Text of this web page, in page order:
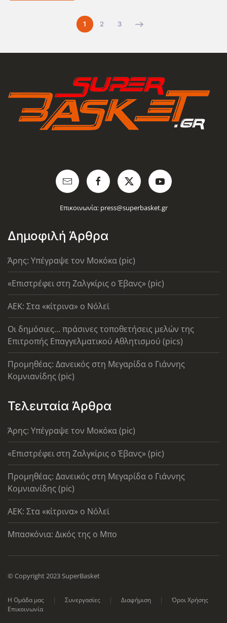
1 2 3
Επικοινωνία: press@superbasket.gr
Δημοφιλή Άρθρα
Άρης: Υπέγραψε τον Μοκόκα (pic)
«Επιστρέφει στη Ζαλγκίρις ο Έβανς» (pic)
AEK: Στα «κίτρινα» ο Νόλεϊ
Οι δημόσιες... πράσινες τοποθετήσεις μελών της
Επιτροπής Επαγγελματικού Αθλητισμού (pics)
Προμηθέας: Δανεικός στη Μεγαρίδα ο Γιάννης
Κομνιανίδης (pic)
Τελευταία Άρθρα
Άρης: Υπέγραψε τον Μοκόκα (pic)
«Επιστρέφει στη Ζαλγκίρις ο Έβανς» (pic)
Προμηθέας: Δανεικός στη Μεγαρίδα ο Γιάννης
Κομνιανίδης (pic)
AEK: Στα «κίτρινα» ο Νόλεϊ
Μπασκόνια: Δικός της ο Μπο
© Copyright 2023 SuperBasket
Η Ομάδα μας Συνεργασίες Διαφήμιση
Όροι Χρήσης
Επικοινωνία